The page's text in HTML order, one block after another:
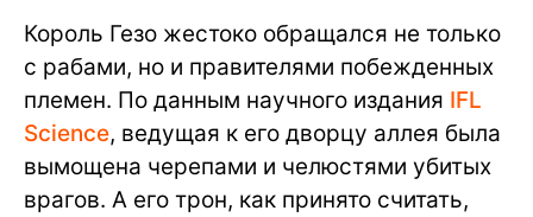
Король Гезо жестоко обращался не только
с рабами, но и правителями побежденных
племен. По данным научного издания IFL
Science, ведущая к его дворцу аллея была
вымощена черепами и челюстями убитых
врагов. А его трон, как принято считать,